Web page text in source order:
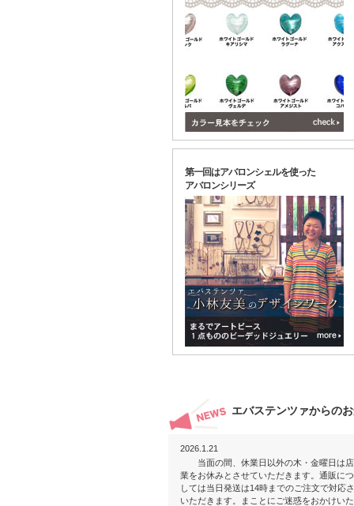
第一回はアバロンシェルを使った
アバロンシリーズ
エバステンツァからの
2026.1.21
当面の間、休業日以外の木・金曜日は
業をお休みとさせていただきます。通販に
しては当日発送は14時までのご注文で対応
いただきます。まことにご迷惑をおかけい